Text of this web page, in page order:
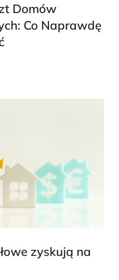
Domów
Co Naprawdę
zyskują na